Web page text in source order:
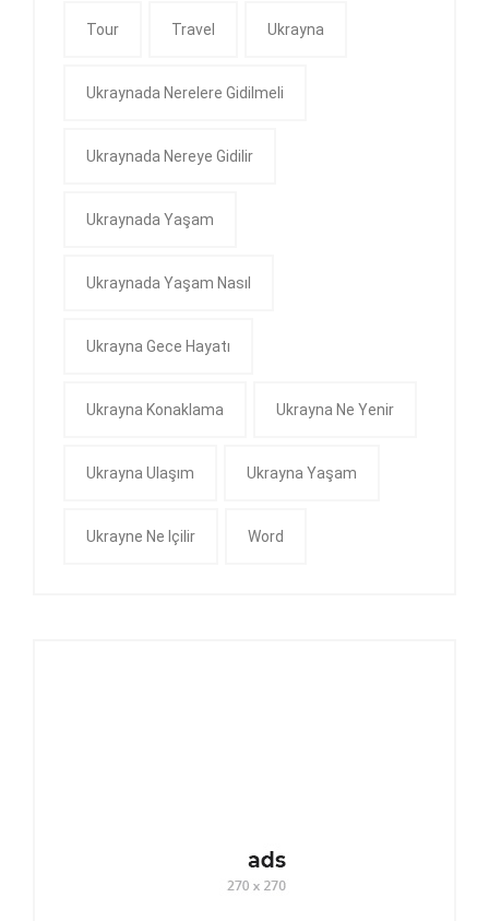
Tour Travel Ukrayna
Ukraynada Nerelere Gidilmeli
Ukraynada Nereye Gidilir
Ukraynada Yaşam
Ukraynada Yaşam Nasıl
Ukrayna Gece Hayatı
Ukrayna Konaklama Ukrayna Ne Yenir
Ukrayna Ulaşım Ukrayna Yaşam
Ukrayne Ne Içilir Word